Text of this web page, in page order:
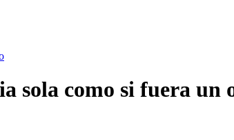
sola como si fuera un